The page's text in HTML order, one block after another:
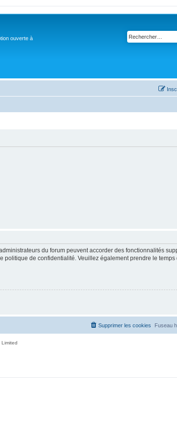
ouverte à
du forum peuvent accorder des fonctionnalités
politique de confidentialité. Veuillez également prendre le temps
Fuseau
Supprimer les cookies